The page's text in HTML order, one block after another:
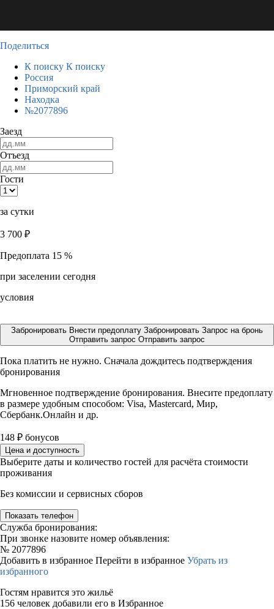
Поделиться
К поиску К поиску
Россия
Приморский край
Находка
№2077896
Заезд
Отъезд
Гости
за сутки
3 700 ₽
Предоплата 15 %
при заселении сегодня
условия
Забронировать Внести предоплату Забронировать Запрос на бронь
Отправить запрос Отправить запрос
Пока платить не нужно. Сначала дождитесь подтверждения
бронирования
Мгновенное подтверждение бронирования. Внесите предоплату
в размере удобным способом: Visa, Mastercard, Мир,
Сбербанк.Онлайн и др.
148 ₽ бонусов
Цена и доступность
Выберите даты и количество гостей для расчёта стоимости
проживания
Без комиссии и сервисных сборов
Показать телефон
Служба бронирования:
При звонке назовите номер объявления:
№ 2077896
Добавить в избранное Перейти в избранное Убрать из
избранного
Гостям нравится это жильё
156 человек добавили его в Избранное